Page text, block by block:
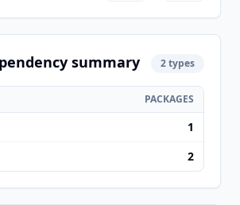
summary 2 types
PACKAGES
1
2